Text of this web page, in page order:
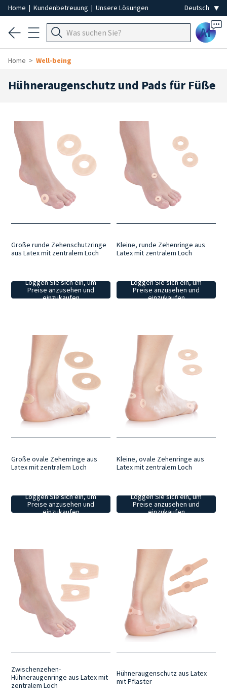
Home | Kundenbetreuung | Unsere Lösungen
Ai
Home Well-being
Hühneraugenschutz und Pads für Füße
Große runde Zehenschutzringe
aus Latex mit zentralem Loch
Loggen Sie sich ein, um
Preise anzusehen und
einzukaufen
Kleine, runde Zehenringe aus
Latex mit zentralem Loch
Loggen Sie sich ein, um
Preise anzusehen und
einzukaufen
Große ovale Zehenringe aus
Latex mit zentralem Loch
Loggen Sie sich ein, um
Preise anzusehen und
einzukaufen
Kleine, ovale Zehenringe aus
Latex mit zentralem Loch
Loggen Sie sich ein, um
Preise anzusehen und
einzukaufen
Zwischenzehen-
Hühneraugenringe aus Latex mit
zentralem Loch
Hühneraugenschutz aus Latex
mit Pflaster